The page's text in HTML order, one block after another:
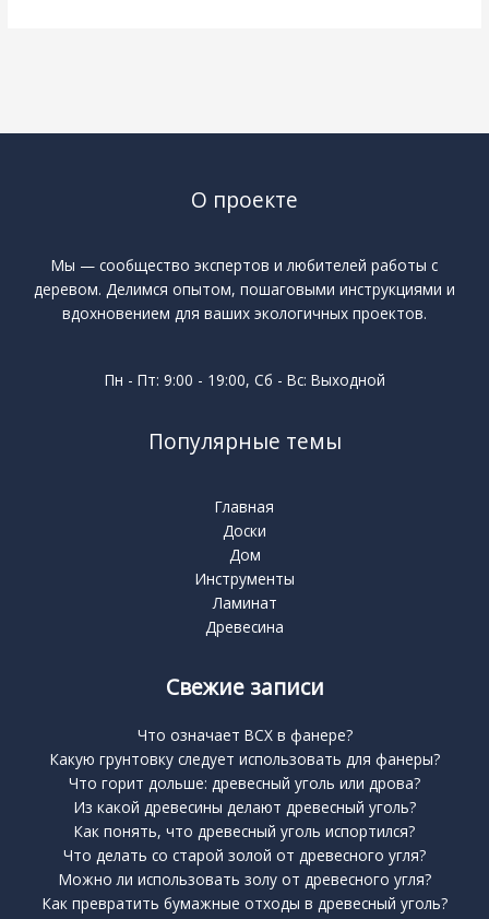
О проекте
Мы — сообщество экспертов и любителей работы с
деревом. Делимся опытом, пошаговыми инструкциями и
вдохновением для ваших экологичных проектов.
Пн - Пт: 9:00 - 19:00, Сб - Вс: Выходной
Популярные темы
Главная
Доски
Дом
Инструменты
Ламинат
Древесина
Свежие записи
Что означает BCX в фанере?
Какую грунтовку следует использовать для фанеры?
Что горит дольше: древесный уголь или дрова?
Из какой древесины делают древесный уголь?
Как понять, что древесный уголь испортился?
Что делать со старой золой от древесного угля?
Можно ли использовать золу от древесного угля?
Как превратить бумажные отходы в древесный уголь?